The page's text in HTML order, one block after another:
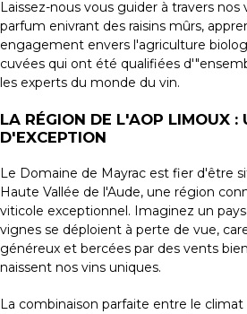
Laissez-nous vous guider à travers nos
parfum enivrant des raisins mûrs,
engagement envers l'agriculture
cuvées qui ont été qualifiées
les experts du monde du vin.
LA RÉGION DE L'AOP LIMOUX :
D'EXCEPTION
Le Domaine de Mayrac est fier d'être
Haute Vallée de l'Aude, une région
viticole exceptionnel. Imaginez un
vignes se déploient à perte de vue,
généreux et bercées par des vents
naissent nos vins uniques.
La combinaison parfaite entre le